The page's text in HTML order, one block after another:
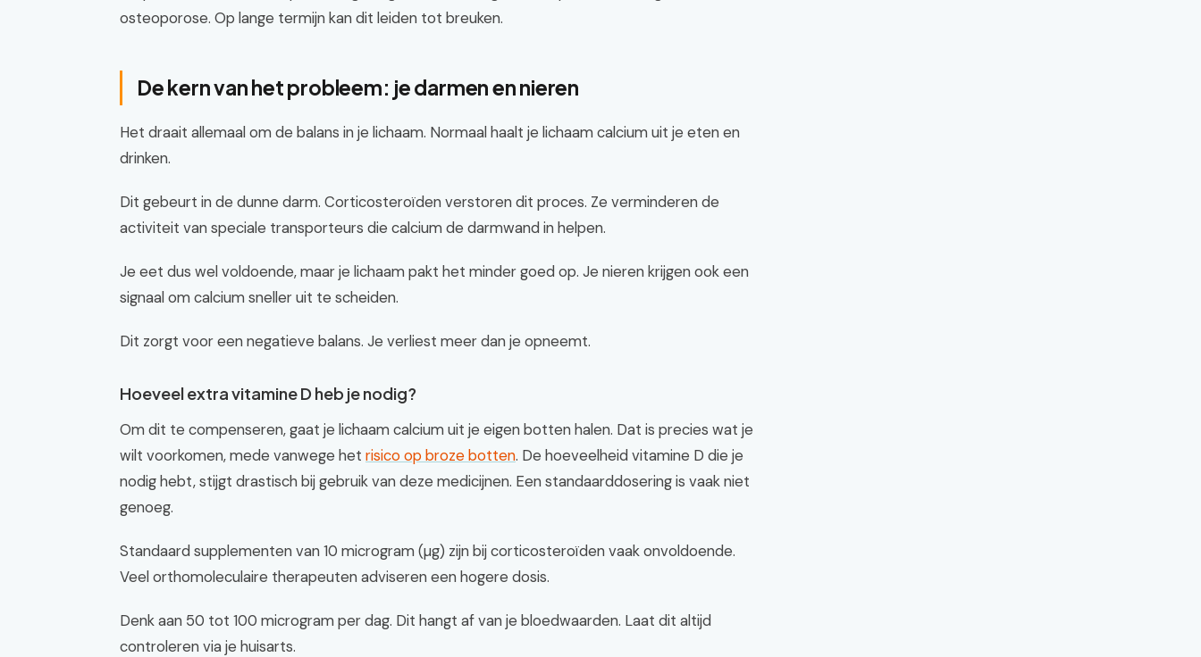
osteoporose. Op lange termijn kan dit leiden tot breuken.
De kern van het probleem: je darmen en nieren
Het draait allemaal om de balans in je lichaam. Normaal haalt je lichaam calcium uit je eten en
drinken.
Dit gebeurt in de dunne darm. Corticosteroïden verstoren dit proces. Ze verminderen de
activiteit van speciale transporteurs die calcium de darmwand in helpen.
Je eet dus wel voldoende, maar je lichaam pakt het minder goed op. Je nieren krijgen ook een
signaal om calcium sneller uit te scheiden.
Dit zorgt voor een negatieve balans. Je verliest meer dan je opneemt.
Hoeveel extra vitamine D heb je nodig?
Om dit te compenseren, gaat je lichaam calcium uit je eigen botten halen. Dat is precies wat je
wilt voorkomen, mede vanwege het risico op broze botten. De hoeveelheid vitamine D die je
nodig hebt, stijgt drastisch bij gebruik van deze medicijnen. Een standaarddosering is vaak niet
genoeg.
Standaard supplementen van 10 microgram (µg) zijn bij corticosteroïden vaak onvoldoende.
Veel orthomoleculaire therapeuten adviseren een hogere dosis.
Denk aan 50 tot 100 microgram per dag. Dit hangt af van je bloedwaarden. Laat dit altijd
controleren via je huisarts.